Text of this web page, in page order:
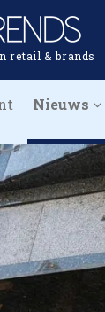
retail & brands
Nieuws